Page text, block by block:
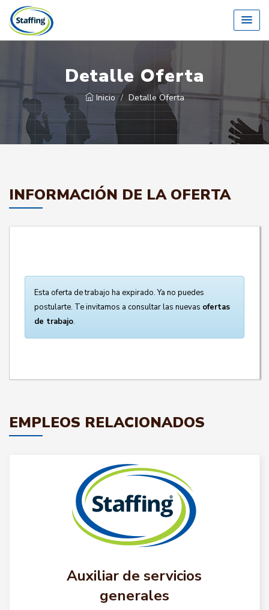
Detalle Oferta
Inicio Detalle Oferta
INFORMACIÓN DE LA OFERTA
Esta oferta de trabajo ha expirado. Ya no puedes
postularte. Te invitamos a consultar las nuevas ofertas
de trabajo.
EMPLEOS RELACIONADOS
Auxiliar de servicios
generales